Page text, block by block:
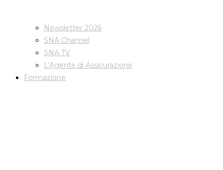
Newsletter 2026
SNA Channel
SNA TV
L’Agente di Assicurazione
Formazione